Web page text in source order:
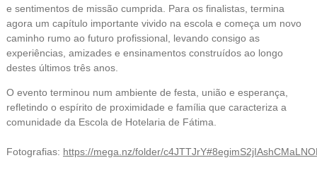
e sentimentos de missão cumprida. Para os finalistas, termina
agora um capítulo importante vivido na escola e começa um novo
caminho rumo ao futuro profissional, levando consigo as
experiências, amizades e ensinamentos construídos ao longo
destes últimos três anos.
O evento terminou num ambiente de festa, união e esperança,
refletindo o espírito de proximidade e família que caracteriza a
comunidade da Escola de Hotelaria de Fátima.
Fotografias: https://mega.nz/folder/